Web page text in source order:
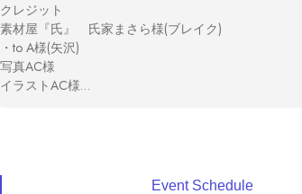
クレジット
素材屋『氏』　氏家まさら様(ブレイク)
・to A様(矢沢)
写真AC様
イラストAC様
Event Schedule